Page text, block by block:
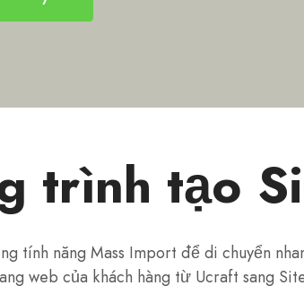
trình tạo
tính năng Mass Import để di chuyển
web của khách hàng từ Ucraft sang